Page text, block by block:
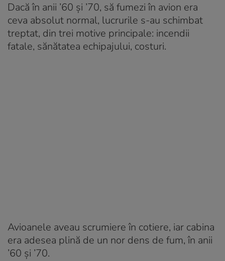
Dacă în anii ’60 și ’70, să fumezi în avion era
ceva absolut normal, lucrurile s-au schimbat
treptat, din trei motive principale: incendii
fatale, sănătatea echipajului, costuri.
Avioanele aveau scrumiere în cotiere, iar cabina
era adesea plină de un nor dens de fum, în anii
’60 și ’70.